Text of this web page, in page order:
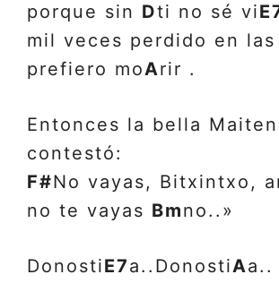
porque sin Dti no sé vi
mil veces perdido en las
prefiero moArir .
Entonces la bella
contestó:
F#No vayas, Bitxintxo,
no te vayas Bmno..»
DonostiE7a..DonostiAa..